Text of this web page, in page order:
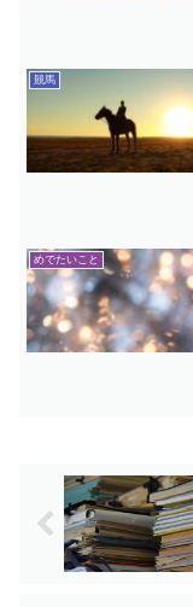
競馬
めでたいこと